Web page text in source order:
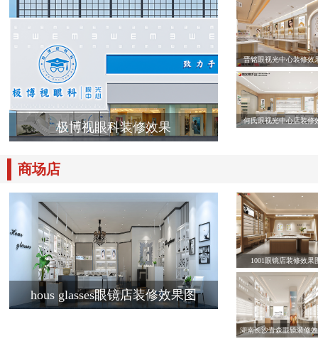
极博视眼科装修效果
晋铭眼视光中心装修效
何氏眼视光中心店装修
商场店
hous glasses眼镜店装修效果图
1001眼镜店装修效果
湖南长沙青森眼镜装修